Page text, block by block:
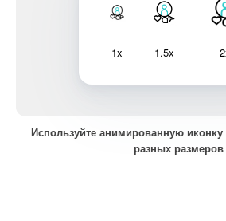
1x 1.5x
Используйте анимированную
разных размеров